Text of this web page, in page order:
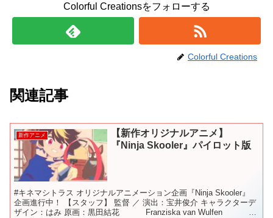
Colorful Creationsをフォローする
Colorful Creations
関連記事
新作アニメ
【新作オリジナルアニメ】
『Ninja Skooler』パイロット版
#キネマシトラス オリジナルアニメーション企画『Ninja Skooler』
企画進行中！ 【スタッフ】 監督 ／ 演出：宝井俊介 キャラクターデ
ザイン：はみ 原画：黒田結花 Franziska van Wulfen 宝